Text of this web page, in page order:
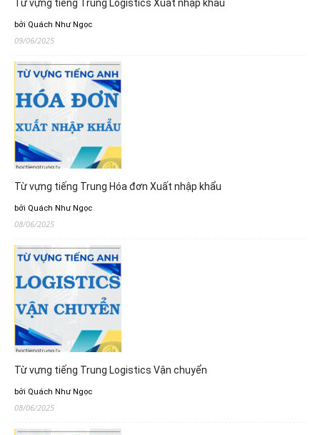
Từ vựng tiếng Trung Logistics Xuất nhập khẩu
bởi Quách Như Ngọc
09/06/2025
Từ vựng tiếng Trung Hóa đơn Xuất nhập khẩu
bởi Quách Như Ngọc
08/06/2025
Từ vựng tiếng Trung Logistics Vận chuyển
bởi Quách Như Ngọc
08/06/2025